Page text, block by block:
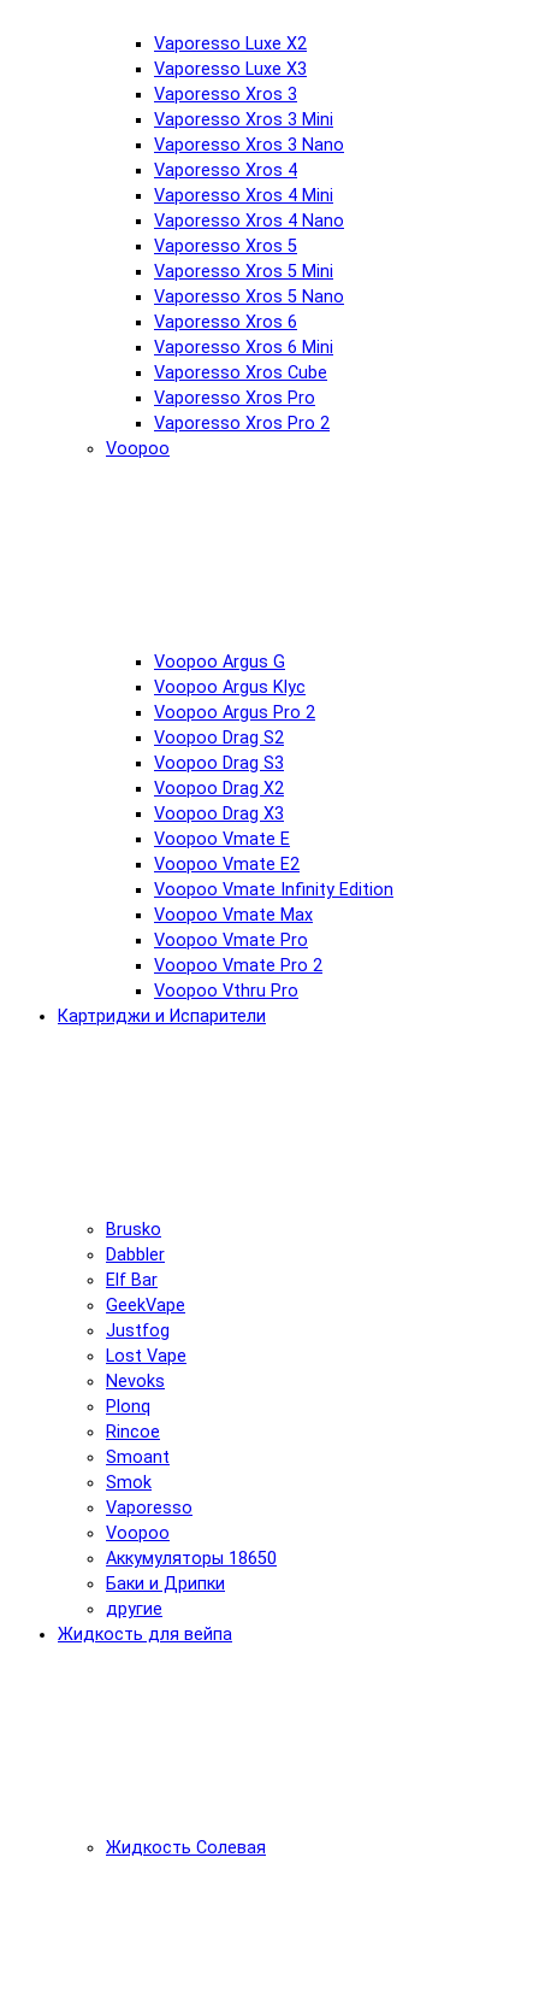
Vaporesso Luxe X2
Vaporesso Luxe X3
Vaporesso Xros 3
Vaporesso Xros 3 Mini
Vaporesso Xros 3 Nano
Vaporesso Xros 4
Vaporesso Xros 4 Mini
Vaporesso Xros 4 Nano
Vaporesso Xros 5
Vaporesso Xros 5 Mini
Vaporesso Xros 5 Nano
Vaporesso Xros 6
Vaporesso Xros 6 Mini
Vaporesso Xros Cube
Vaporesso Xros Pro
Vaporesso Xros Pro 2
Voopoo
Voopoo Argus G
Voopoo Argus Klyc
Voopoo Argus Pro 2
Voopoo Drag S2
Voopoo Drag S3
Voopoo Drag X2
Voopoo Drag X3
Voopoo Vmate E
Voopoo Vmate E2
Voopoo Vmate Infinity Edition
Voopoo Vmate Max
Voopoo Vmate Pro
Voopoo Vmate Pro 2
Voopoo Vthru Pro
Картриджи и Испарители
Brusko
Dabbler
Elf Bar
GeekVape
Justfog
Lost Vape
Nevoks
Plonq
Rincoe
Smoant
Smok
Vaporesso
Voopoo
Аккумуляторы 18650
Баки и Дрипки
другие
Жидкость для вейпа
Жидкость Солевая